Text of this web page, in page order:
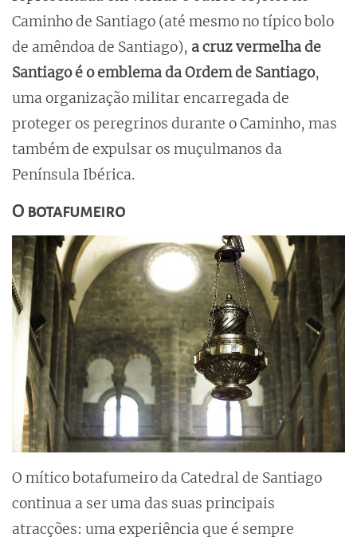
Caminho de Santiago (até mesmo no típico bolo
de amêndoa de Santiago), a cruz vermelha de
Santiago é o emblema da Ordem de Santiago,
uma organização militar encarregada de
proteger os peregrinos durante o Caminho, mas
também de expulsar os muçulmanos da
Península Ibérica.
O botafumeiro
O mítico botafumeiro da Catedral de Santiago
continua a ser uma das suas principais
atracções: uma experiência que é sempre